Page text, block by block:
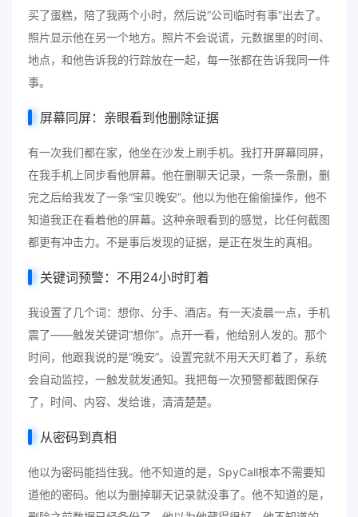
买了蛋糕，陪了我两个小时，然后说“公司临时有事”出去了。
照片显示他在另一个地方。照片不会说谎，元数据里的时间、
地点，和他告诉我的行踪放在一起，每一张都在告诉我同一件
事。
屏幕同屏：亲眼看到他删除证据
有一次我们都在家，他坐在沙发上刷手机。我打开屏幕同屏，
在我手机上同步看他屏幕。他在删聊天记录，一条一条删，删
完之后给我发了一条“宝贝晚安”。他以为他在偷偷操作，他不
知道我正在看着他的屏幕。这种亲眼看到的感觉，比任何截图
都更有冲击力。不是事后发现的证据，是正在发生的真相。
关键词预警：不用24小时盯着
我设置了几个词：想你、分手、酒店。有一天凌晨一点，手机
震了——触发关键词“想你”。点开一看，他给别人发的。那个
时间，他跟我说的是“晚安”。设置完就不用天天盯着了，系统
会自动监控，一触发就发通知。我把每一次预警都截图保存
了，时间、内容、发给谁，清清楚楚。
从密码到真相
他以为密码能挡住我。他不知道的是，SpyCall根本不需要知
道他的密码。他以为删掉聊天记录就没事了。他不知道的是，